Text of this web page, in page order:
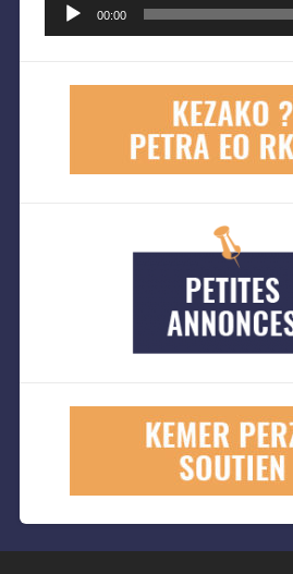
audio
00:00